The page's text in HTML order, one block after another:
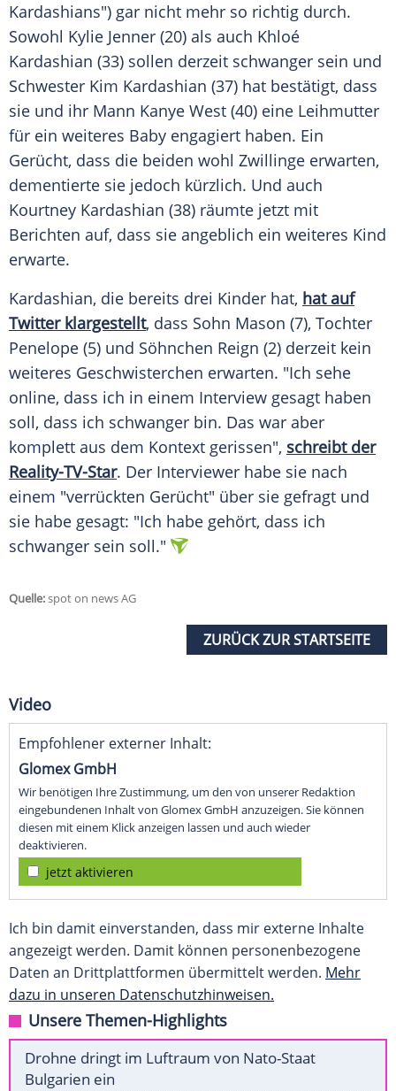
Kardashians") gar nicht mehr so richtig durch.
Sowohl Kylie Jenner (20) als auch Khloé
Kardashian (33) sollen derzeit schwanger sein und
Schwester Kim Kardashian (37) hat bestätigt, dass
sie und ihr Mann Kanye West (40) eine Leihmutter
für ein weiteres Baby engagiert haben. Ein
Gerücht, dass die beiden wohl Zwillinge erwarten,
dementierte sie jedoch kürzlich. Und auch
Kourtney Kardashian (38) räumte jetzt mit
Berichten auf, dass sie angeblich ein weiteres Kind
erwarte.
Kardashian, die bereits drei Kinder hat, hat auf
Twitter klargestellt, dass Sohn Mason (7), Tochter
Penelope (5) und Söhnchen Reign (2) derzeit kein
weiteres Geschwisterchen erwarten. "Ich sehe
online, dass ich in einem Interview gesagt haben
soll, dass ich schwanger bin. Das war aber
komplett aus dem Kontext gerissen", schreibt der
Reality-TV-Star. Der Interviewer habe sie nach
einem "verrückten Gerücht" über sie gefragt und
sie habe gesagt: "Ich habe gehört, dass ich
schwanger sein soll."
Quelle:spot on news AG
ZURÜCK ZUR STARTSEITE
Video
Empfohlener externer Inhalt:
Glomex GmbH
Wir benötigen Ihre Zustimmung, um den von unserer Redaktion
eingebundenen Inhalt von Glomex GmbH anzuzeigen. Sie können
diesen mit einem Klick anzeigen lassen und auch wieder
deaktivieren.
jetzt aktivieren
Ich bin damit einverstanden, dass mir externe Inhalte
angezeigt werden. Damit können personenbezogene
Daten an Drittplattformen übermittelt werden. Mehr
dazu in unseren Datenschutzhinweisen.
Unsere Themen-Highlights
Drohne dringt im Luftraum von Nato-Staat
Bulgarien ein